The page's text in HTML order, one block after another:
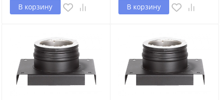
В корзину В корзину